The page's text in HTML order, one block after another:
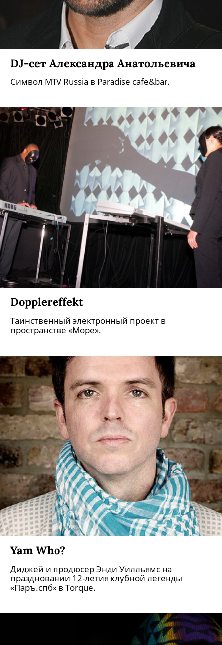
DJ-сет Александра Анатольевича
Символ MTV Russia в Paradise cafe&bar.
Dopplereffekt
Таинственный электронный проект в
пространстве «Море».
Yam Who?
Диджей и продюсер Энди Уилльямс на
праздновании 12-летия клубной легенды
«Паръ.спб» в Torque.